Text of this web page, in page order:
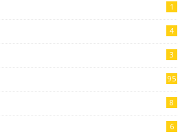
1
4
3
95
8
6